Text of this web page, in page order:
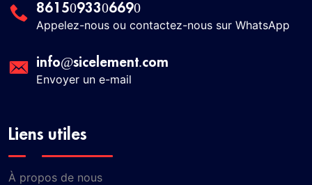
8615093306690
Appelez-nous ou contactez-nous sur WhatsApp
info@sicelement.com
Envoyer un e-mail
Liens utiles
À propos de nous